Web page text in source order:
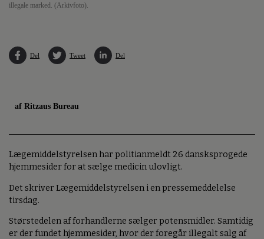
illegale marked. (Arkivfoto).
Del Tweet Del
af Ritzaus Bureau
Lægemiddelstyrelsen har politianmeldt 26 dansksprogede
hjemmesider for at sælge medicin ulovligt.
Det skriver Lægemiddelstyrelsen i en pressemeddelelse
tirsdag.
Størstedelen af forhandlerne sælger potensmidler. Samtidig
er der fundet hjemmesider, hvor der foregår illegalt salg af